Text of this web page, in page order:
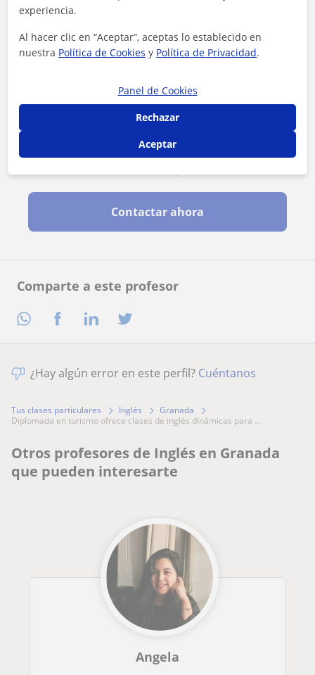
Comparte a este profesor
Contactar ahora
¿Hay algún error en este perfil? Cuéntanos
Tus clases particulares Inglés
Granada
diplomada en turismo ofrece clases de inglés dinámicas para ...
Otros profesores de Inglés en Granada
que pueden interesarte
Angela
experiencia.
Al hacer clic en “Aceptar”, aceptas lo establecido en
nuestra Política de Cookies y Política de Privacidad.
Panel de Cookies
Rechazar
Aceptar